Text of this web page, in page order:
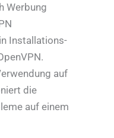
Werbung
Installations-
auf
die
auf einem